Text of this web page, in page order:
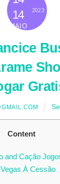
14
MAIO
2023
Content
and Cação
Vegas À Cessão